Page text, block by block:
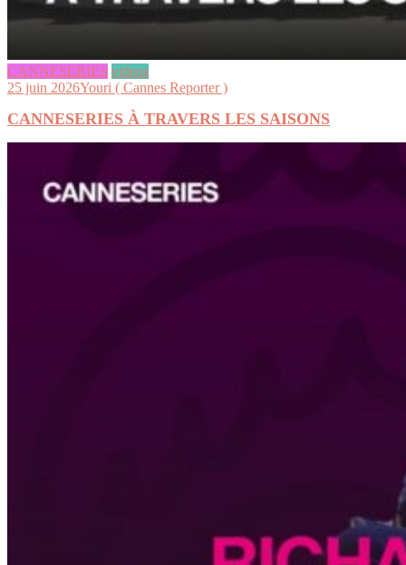
CANNESERIES videos
25 juin 2026Youri ( Cannes Reporter )
CANNESERIES À TRAVERS LES SAISONS